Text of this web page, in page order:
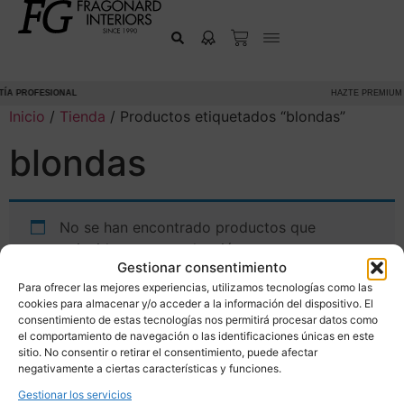
Gestionar consentimiento
Para ofrecer las mejores experiencias, utilizamos tecnologías como las
cookies para almacenar y/o acceder a la información del dispositivo. El
consentimiento de estas tecnologías nos permitirá procesar datos como
el comportamiento de navegación o las identificaciones únicas en este
sitio. No consentir o retirar el consentimiento, puede afectar
negativamente a ciertas características y funciones.
Gestionar los servicios
PROFESIONAL HAZTE PREMIUM
Inicio / Tienda / Productos etiquetados “blondas”
blondas
No se han encontrado productos que
coincidan con tu selección.